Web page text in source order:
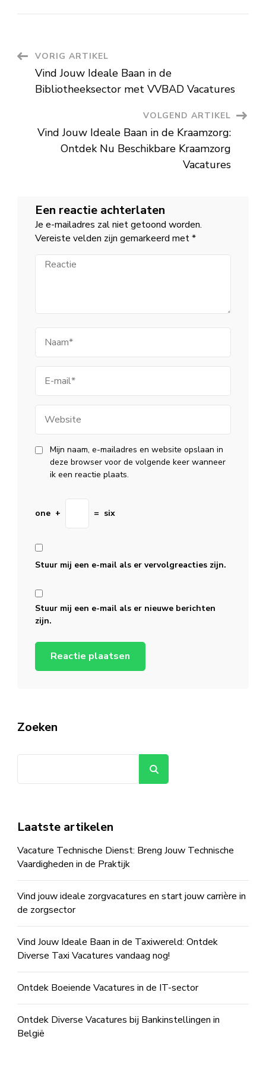
Berichtnavigatie
VORIG ARTIKEL
Vind Jouw Ideale Baan in de
Bibliotheeksector met VVBAD Vacatures
VOLGEND ARTIKEL
Vind Jouw Ideale Baan in de Kraamzorg:
Ontdek Nu Beschikbare Kraamzorg
Vacatures
Een reactie achterlaten
Je e-mailadres zal niet getoond worden.
Vereiste velden zijn gemarkeerd met*
Reactie
mail
Mijn naam, e-mailadres en website opslaan in
deze browser voor de volgende keer wanneer
ik een reactie plaats.
one + = six
Stuur mij een e-mail als er vervolgreacties zijn.
Stuur mij een e-mail als er nieuwe berichten
zijn.
Zoeken
Laatste artikelen
Vacature Technische Dienst: Breng Jouw Technische
Vaardigheden in de Praktijk
Vind jouw ideale zorgvacatures en start jouw carrière in
de zorgsector
Vind Jouw Ideale Baan in de Taxiwereld: Ontdek
Diverse Taxi Vacatures vandaag nog!
Ontdek Boeiende Vacatures in de IT-sector
Ontdek Diverse Vacatures bij Bankinstellingen in
België